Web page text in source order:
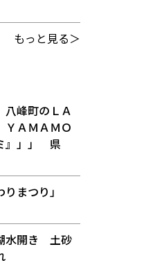
もっと見る＞
峰町のＬＡ
ＡＭＡＭＯ
』」」 県
りまつり」
水開き 土砂